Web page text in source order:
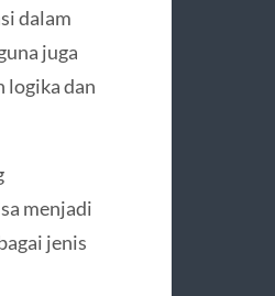
dalam
juga
logika dan
menjadi
jenis